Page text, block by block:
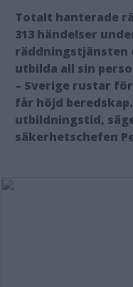
Totalt hanterade
313 händelser
räddningstjänsten
utbilda all sin
– Sverige rustar
får höjd
utbildningstid,
säkerhetschefen